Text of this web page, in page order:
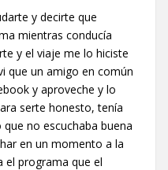
y decirte que
mientras conducía
y el viaje me lo hiciste
que un amigo en común
y aproveche y lo
serte honesto, tenía
no escuchaba buena
en un momento a la
el programa que el